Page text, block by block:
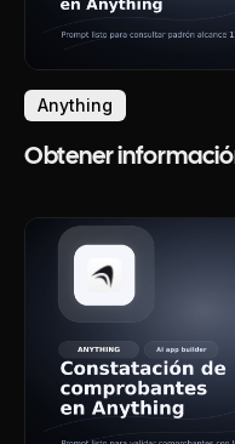
Anything
Obtener